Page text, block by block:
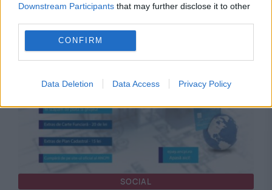
Downstream Participants that may further disclose it to other
CONFIRM
Data Deletion Data Access Privacy Policy
competență. „Bilă neagră” pentru finanțarea
partidelor
SOCIAL